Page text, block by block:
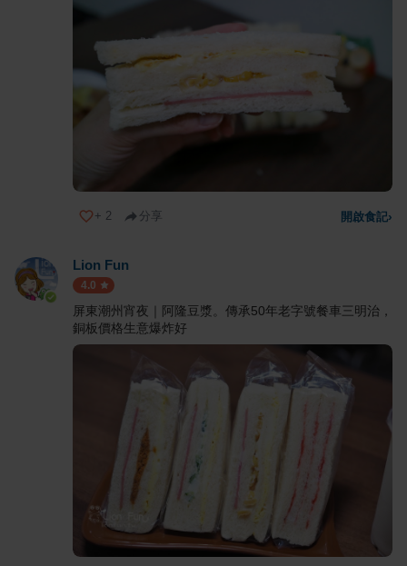
+ 2 分享 開啟食記›
Lion Fun
4.0
屏東潮州宵夜｜阿隆豆漿。傳承50年老字號餐車三明治，
銅板價格生意爆炸好